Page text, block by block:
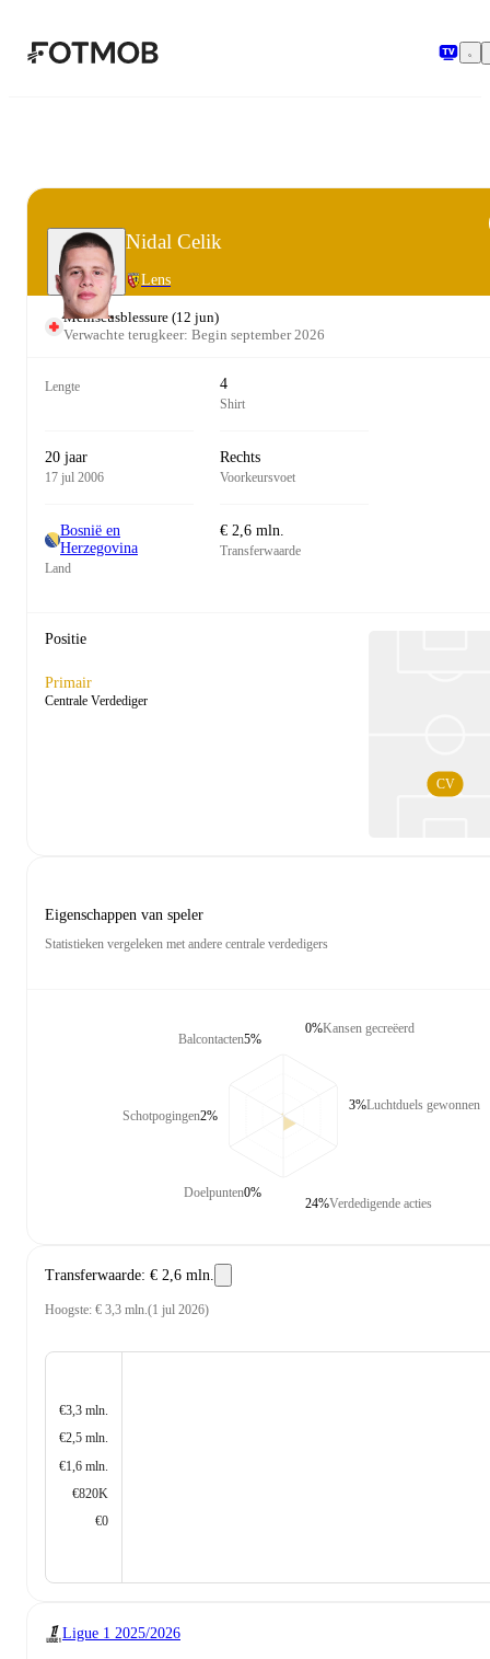
Nidal Celik
Lens
Meniscusblessure (12 jun)
Verwachte terugkeer: Begin september 2026
Lengte 4
Shirt
20 jaar
17 jul 2006
Rechts
Voorkeursvoet
Bosnië en
Herzegovina
Land
€ 2,6 mln.
Transferwaarde
Positie
Primair
Centrale Verdediger
CV
Eigenschappen van speler
Statistieken vergeleken met andere centrale verdedigers
Balcontacten5%
Schotpogingen2%
Doelpunten0%
Kansen gecreëerd
0%
Luchtduels gewonnen
3%
Verdedigende acties
24%
Transferwaarde: € 2,6 mln.
Hoogste: € 3,3 mln.(1 jul 2026)
€3,3 mln.
€2,5 mln.
€1,6 mln.
€820K
€0
Ligue 1 2025/2026